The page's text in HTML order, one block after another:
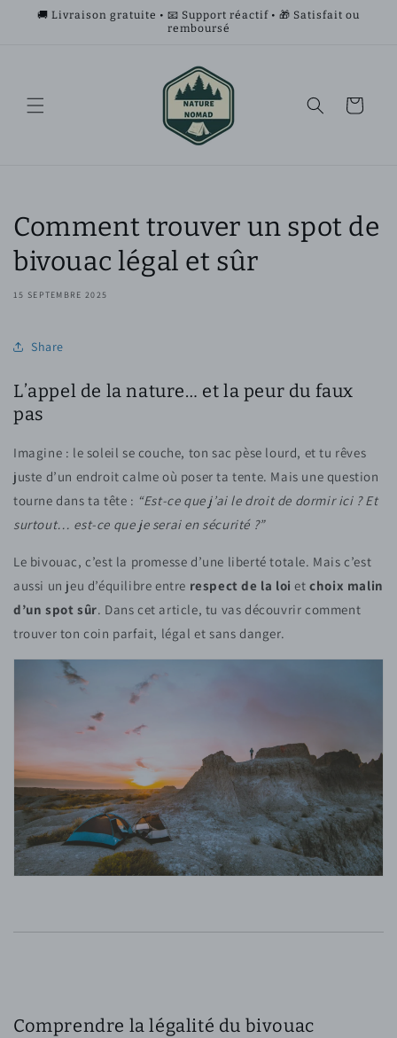
passer
🚚 Livraison gratuite • 📧 Support réactif • 🎁 Satisfait ou
remboursé
Panier
Comment trouver un spot de
bivouac légal et sûr
15 SEPTEMBRE 2025
Share
L’appel de la nature… et la peur du faux
pas
Imagine : le soleil se couche, ton sac pèse lourd, et tu rêves
juste d’un endroit calme où poser ta tente. Mais une question
tourne dans ta tête : “Est-ce que j’ai le droit de dormir ici ? Et
surtout… est-ce que je serai en sécurité ?”
Le bivouac, c’est la promesse d’une liberté totale. Mais c’est
aussi un jeu d’équilibre entre respect de la loi etchoix malin
d’un spot sûr. Dans cet article, tu vas découvrir comment
trouver ton coin parfait, légal et sans danger.
Comprendre la légalité du bivouac